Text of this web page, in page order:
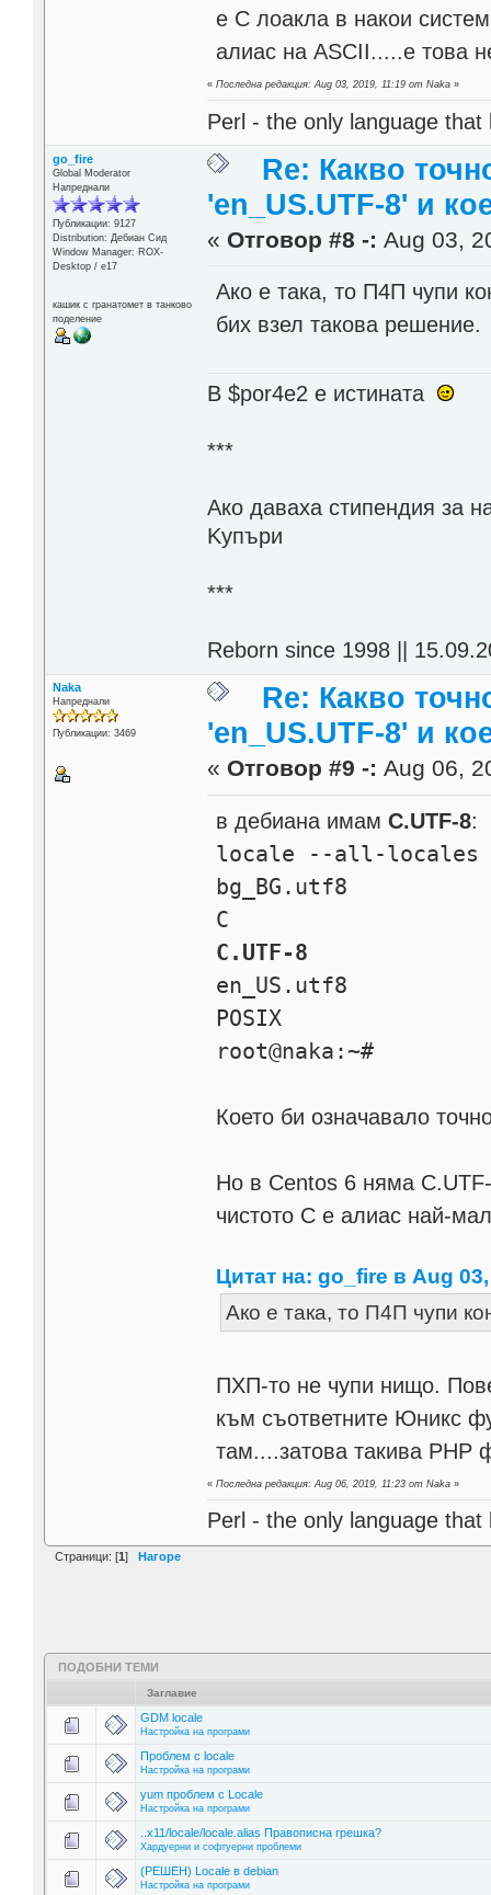
е C лоакла в накои
алиас на ASCII.....е това
«Последна редакция: Aug 03, 2019, 11:19 от Naka »
Perl - the only language
go_fire
Global Moderator
Напреднали
Публикации: 9127
Distribution: Дебиан Сид
Window Manager: ROX-
Desktop / е17
кашик с гранатомет в танково
поделение
Re: Какво
'en_US.UTF-8' и
« Отговор #8 -: Aug 03,
Ако е така, то П4П чупи
бих взел такова решение.
В $por4e2 e истината
***
Aко даваха стипендия за
Kупъри
***
Reborn since 1998 ||
Naka
Напреднали
Публикации: 3469
Re: Какво
'en_US.UTF-8' и
« Отговор #9 -: Aug 06,
в дебиана имамC.UTF-8:
locale --all-locales
bg_BG.utf8
C
C.UTF-8
en_US.utf8
POSIX
root@naka:~#
Което би означавало
Но в Centos 6 няма
чистото С е алиас най-
Цитат на: go_fire в Aug
Ако е така, то П4П чупи
ПХП-то не чупи нищо.
към съответните Юникс
там....затова такива PHP
«Последна редакция: Aug 06, 2019, 11:23 от Naka »
Perl - the only language
Страници: [1] Нагоре
ПОДОБНИ ТЕМИ
Заглавие
GDM locale
Настройка на програми
Проблем с locale
Настройка на програми
yum проблем с Locale
Настройка на програми
..x11/locale/locale.alias Правописна грешка?
Хардуерни и софтуерни проблеми
(РЕШЕН) Locale в debian
Настройка на програми